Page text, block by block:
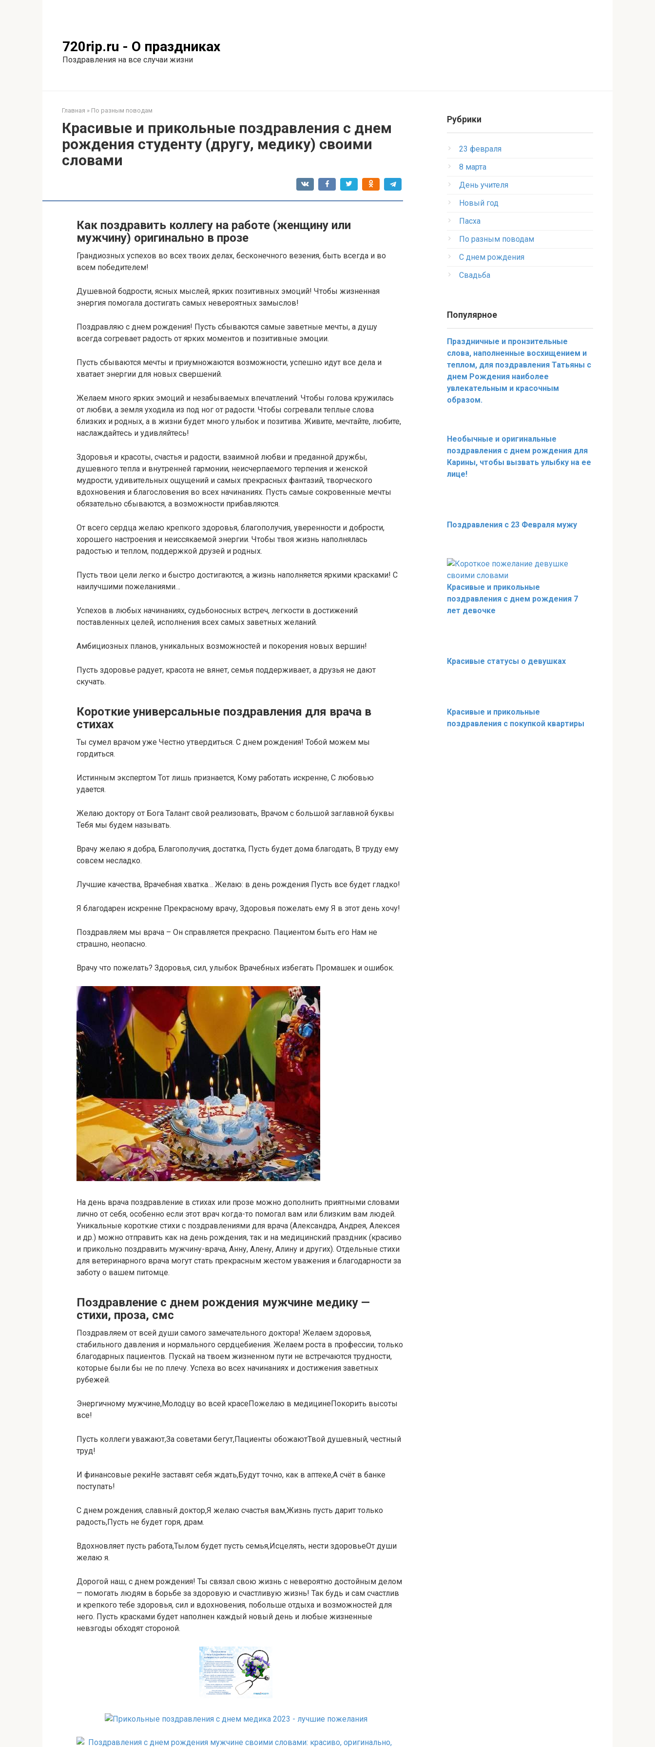
720rip.ru - О праздниках
Поздравления на все случаи жизни
Главная » По разным поводам
Красивые и прикольные поздравления с днем
рождения студенту (другу, медику) своими
словами
Как поздравить коллегу на работе (женщину или
мужчину) оригинально в прозе
Грандиозных успехов во всех твоих делах, бесконечного везения, быть всегда и во
всем победителем!
Душевной бодрости, ясных мыслей, ярких позитивных эмоций! Чтобы жизненная
энергия помогала достигать самых невероятных замыслов!
Поздравляю с днем рождения! Пусть сбываются самые заветные мечты, а душу
всегда согревает радость от ярких моментов и позитивные эмоции.
Пусть сбываются мечты и приумножаются возможности, успешно идут все дела и
хватает энергии для новых свершений.
Желаем много ярких эмоций и незабываемых впечатлений. Чтобы голова кружилась
от любви, а земля уходила из под ног от радости. Чтобы согревали теплые слова
близких и родных, а в жизни будет много улыбок и позитива. Живите, мечтайте, любите,
наслаждайтесь и удивляйтесь!
Здоровья и красоты, счастья и радости, взаимной любви и преданной дружбы,
душевного тепла и внутренней гармонии, неисчерпаемого терпения и женской
мудрости, удивительных ощущений и самых прекрасных фантазий, творческого
вдохновения и благословения во всех начинаниях. Пусть самые сокровенные мечты
обязательно сбываются, а возможности прибавляются.
От всего сердца желаю крепкого здоровья, благополучия, уверенности и добрости,
хорошего настроения и неиссякаемой энергии. Чтобы твоя жизнь наполнялась
радостью и теплом, поддержкой друзей и родных.
Пусть твои цели легко и быстро достигаются, а жизнь наполняется яркими красками! С
наилучшими пожеланиями…
Успехов в любых начинаниях, судьбоносных встреч, легкости в достижений
поставленных целей, исполнения всех самых заветных желаний.
Амбициозных планов, уникальных возможностей и покорения новых вершин!
Пусть здоровье радует, красота не вянет, семья поддерживает, а друзья не дают
скучать.
Короткие универсальные поздравления для врача в
стихах
Ты сумел врачом уже Честно утвердиться. С днем рождения! Тобой можем мы
гордиться.
Истинным экспертом Тот лишь признается, Кому работать искренне, С любовью
удается.
Желаю доктору от Бога Талант свой реализовать, Врачом с большой заглавной буквы
Тебя мы будем называть.
Врачу желаю я добра, Благополучия, достатка, Пусть будет дома благодать, В труду ему
совсем несладко.
Лучшие качества, Врачебная хватка… Желаю: в день рождения Пусть все будет гладко!
Я благодарен искренне Прекрасному врачу, Здоровья пожелать ему Я в этот день хочу!
Поздравляем мы врача – Он справляется прекрасно. Пациентом быть его Нам не
страшно, неопасно.
Врачу что пожелать? Здоровья, сил, улыбок Врачебных избегать Промашек и ошибок.
На день врача поздравление в стихах или прозе можно дополнить приятными словами
лично от себя, особенно если этот врач когда-то помогал вам или близким вам людей.
Уникальные короткие стихи с поздравлениями для врача (Александра, Андрея, Алексея
и др.) можно отправить как на день рождения, так и на медицинский праздник (красиво
и прикольно поздравить мужчину-врача, Анну, Алену, Алину и других). Отдельные стихи
для ветеринарного врача могут стать прекрасным жестом уважения и благодарности за
заботу о вашем питомце.
Поздравление с днем рождения мужчине медику —
стихи, проза, смс
Поздравляем от всей души самого замечательного доктора! Желаем здоровья,
стабильного давления и нормального сердцебиения. Желаем роста в профессии, только
благодарных пациентов. Пускай на твоем жизненном пути не встречаются трудности,
которые были бы не по плечу. Успеха во всех начинаниях и достижения заветных
рубежей.
Энергичному мужчине,Молодцу во всей красеПожелаю в медицинеПокорить высоты
все!
Пусть коллеги уважают,За советами бегут,Пациенты обожаютТвой душевный, честный
труд!
И финансовые рекиНе заставят себя ждать,Будут точно, как в аптеке,А счёт в банке
поступать!
С днем рождения, славный доктор,Я желаю счастья вам,Жизнь пусть дарит только
радость,Пусть не будет горя, драм.
Вдохновляет пусть работа,Тылом будет пусть семья,Исцелять, нести здоровьеОт души
желаю я.
Дорогой наш, с днем рождения! Ты связал свою жизнь с невероятно достойным делом
— помогать людям в борьбе за здоровую и счастливую жизнь! Так будь и сам счастлив
и крепкого тебе здоровья, сил и вдохновения, побольше отдыха и возможностей для
него. Пусть красками будет наполнен каждый новый день и любые жизненные
невзгоды обходят стороной.
Рубрики
23 февраля
8 марта
День учителя
Новый год
Пасха
По разным поводам
С днем рождения
Свадьба
Популярное
Праздничные и пронзительные
слова, наполненные восхищением и
теплом, для поздравления Татьяны с
днем Рождения наиболее
увлекательным и красочным
образом.
Необычные и оригинальные
поздравления с днем рождения для
Карины, чтобы вызвать улыбку на ее
лице!
Поздравления с 23 Февраля мужу
Красивые и прикольные
поздравления с днем рождения 7
лет девочке
Красивые статусы о девушках
Красивые и прикольные
поздравления с покупкой квартиры